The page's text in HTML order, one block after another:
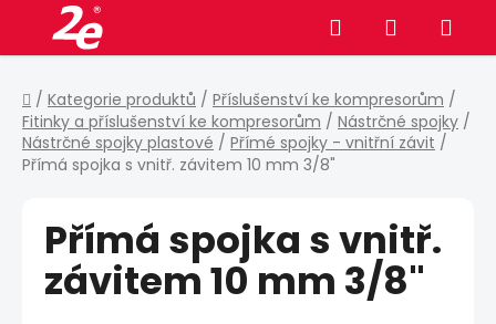
obsah
Hledat NÁKUPNÍ
KOŠÍK
Domů
/ Kategorie produktů / Příslušenství ke kompresorům /
Fitinky a příslušenství ke kompresorům / Nástrčné spojky /
Nástrčné spojky plastové / Přímé spojky - vnitřní závit /
Přímá spojka s vnitř. závitem 10 mm 3/8"
Přímá spojka s vnitř.
závitem 10 mm 3/8"